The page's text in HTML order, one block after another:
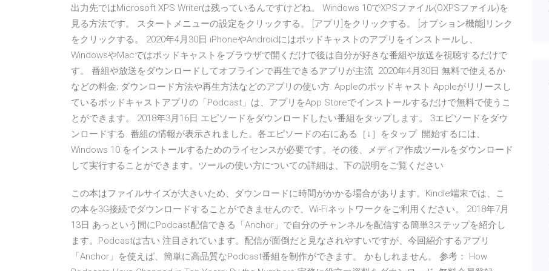
出力先ではMicrosoft XPS Writerは残っているんですけどね。 Windows 10でXPSファイル(OXPSファイル)を
見る方法です。 スタートメニューの設定をクリックする。 [アプリ]をクリックする。 [オプション機能]リンク
をクリックする。 2020年4月30日 iPhoneやAndroidにはポッドキャストのアプリをインストールし、
WindowsやMacではポッドキャストをブラウザで開くだけで後は自分が好きな番組や放送を視聴するだけで
す。 番組や放送をダウンロードしてオフラインで再生できるアプリが主流 2020年4月30日 無料で使えるか
などの料金; ダウンロード方法や再生方法などのアプリの使い方. Appleのポッドキャスト Appleがリリースし
ているポッドキャストアプリの「Podcast」は、アプリをApp Storeでインストールするだけで無料で使うこ
とができます。 2018年3月16日 エピソードをダウンロードしたい番組をタップします。 3エピソードをダウ
ンロードする. 番組の情報が表示されました。各エピソードの右にある［↓］をタップ 開始するには、
Windows 10 をインストールするためのライセンスが必要です。その後、メディア作成ツールをダウンロード
して実行することができます。ツールの使い方についての詳細は、下の説明をご覧ください
この本はファイルサイズが大きいため、ダウンロードに時間がかかる場合があります。Kindle端末では、こ
の本を3G接続でダウンロードすることができませんので、Wi-Fiネットワークをご利用ください。 2018年7月
13日 あっという間にPodcast配信できる「Anchor」で自分のチャンネルを配信する簡単3ステップを紹介し
ます。Podcastは古い 注目されています。配信が面倒だと見なされやすいですが、今回紹介するアプリ
「Anchor」を使えば、簡単に高品質なPodcast番組を制作ができます。 かもしれません。 参考： How